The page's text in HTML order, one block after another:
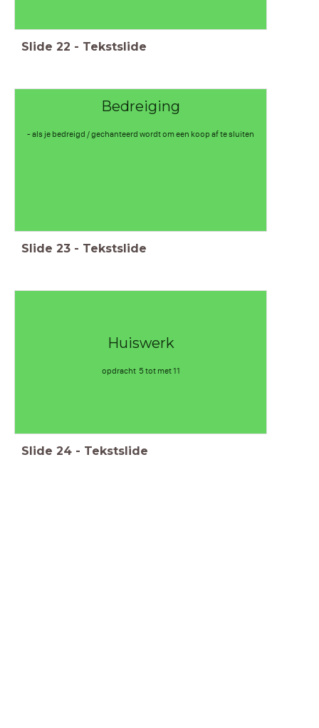
Slide 22 - Tekstslide
Bedreiging
- als je bedreigd / gechanteerd wordt om een koop af te sluiten
Slide 23 - Tekstslide
Huiswerk
opdracht 5 tot met 11
Slide 24 - Tekstslide